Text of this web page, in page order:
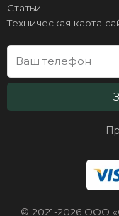
Статьи
Техническая карта
© 2021-2026 ООО